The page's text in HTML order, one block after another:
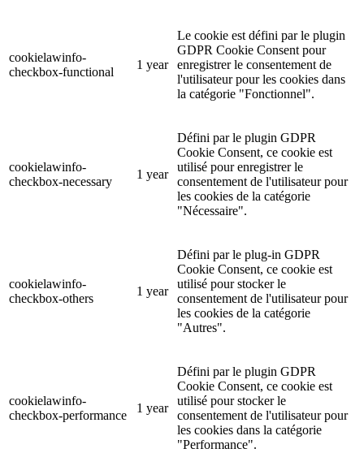
cookielawinfo-
checkbox-functional
1 year
Le cookie est défini par le plugin
GDPR Cookie Consent pour
enregistrer le consentement de
l'utilisateur pour les cookies dans
la catégorie "Fonctionnel".
cookielawinfo-
checkbox-necessary
1 year
Défini par le plugin GDPR
Cookie Consent, ce cookie est
utilisé pour enregistrer le
consentement de l'utilisateur pour
les cookies de la catégorie
"Nécessaire".
cookielawinfo-
checkbox-others
1 year
Défini par le plug-in GDPR
Cookie Consent, ce cookie est
utilisé pour stocker le
consentement de l'utilisateur pour
les cookies de la catégorie
"Autres".
cookielawinfo-
checkbox-performance
1 year
Défini par le plugin GDPR
Cookie Consent, ce cookie est
utilisé pour stocker le
consentement de l'utilisateur pour
les cookies dans la catégorie
"Performance".